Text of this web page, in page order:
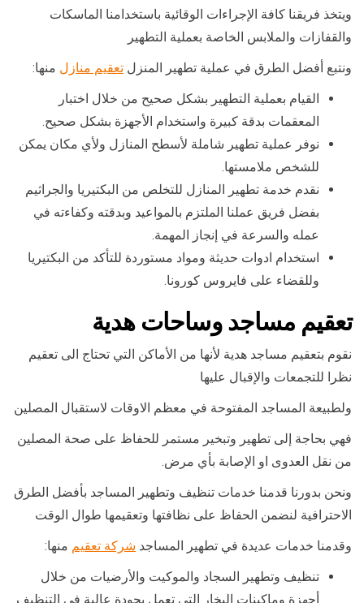
ويتخذ فريقنا كافة الإجراءات الوقائية باستخدامنا الماسكات
والقفازات والملابس الخاصة بعملية التطهير
ونتبع أفضل الطرق في عملية تطهير المنزل تعقيم منازل منها:
القيام بعملية التطهير بشكل صحيح من خلال اختبار
المعقمات بدقة كبيرة واستخدام الأجهزة بشكل صحيح.
نوفر عملية تطهير شاملة لأسطح المنازل ولأي مكان يمكن
للشخص ملامستها.
نقدم خدمة تطهير المنازل للتخلص من البكتيريا والجراثيم
بفضل فريق عملنا الملتزم بالمواعيد وبدقته وكفاءته في
عمله والسرعة في إنجاز المهمة.
استخدام ادوات حديثة ومواد مستوردة للتأكد من البكتيريا
وللقضاء على فايروس كورونا.
تعقيم مساجد وساحات هدية
نقوم بتعقيم مساجد هدية لأنها من الأماكن التي تحتاج الى تعقيم
نظرا للتجمعات والإقبال عليها
ولطبيعة المساجد المفتوحة في معظم الاوقات لاستقبال المصلين
فهي بحاجة إلى تطهير وتبخير مستمر للحفاظ على صحة المصلين
من نقل العدوى او الإصابة بأي مرض.
ونحن بدورنا قدمنا خدمات تنظيف وتطهير المساجد بأفضل الطرق
الاحترافية لنضمن الحفاظ على نظافتها وتعقيمها طوال الوقت
وقدمنا خدمات عديدة في تطهير المساجد شركة تعقيم منها:
تنظيف وتطهير السجاد والموكيت والأرضيات من خلال
أجهزة وماكينات البخار التي تعمل بجودة عالية في التنظيف